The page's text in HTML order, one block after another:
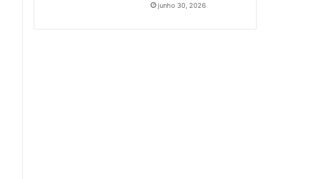
junho 30, 2026